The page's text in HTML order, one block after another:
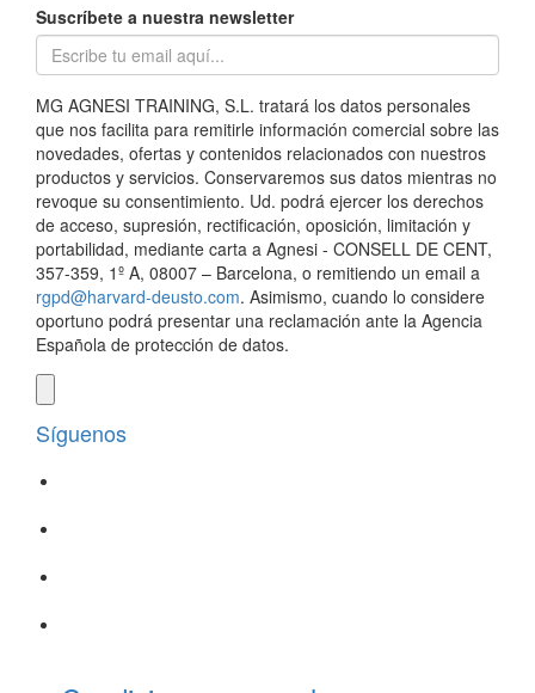
Suscríbete a nuestra newsletter
MG AGNESI TRAINING, S.L. tratará los datos personales
que nos facilita para remitirle información comercial sobre las
novedades, ofertas y contenidos relacionados con nuestros
productos y servicios. Conservaremos sus datos mientras no
revoque su consentimiento. Ud. podrá ejercer los derechos
de acceso, supresión, rectificación, oposición, limitación y
portabilidad, mediante carta a Agnesi - CONSELL DE CENT,
357-359, 1º A, 08007 – Barcelona, o remitiendo un email a
rgpd@harvard-deusto.com. Asimismo, cuando lo considere
oportuno podrá presentar una reclamación ante la Agencia
Española de protección de datos.
Síguenos